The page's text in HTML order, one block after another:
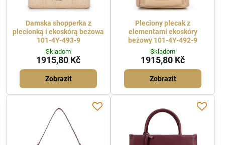
Damska shopperka z
plecionką i ekoskórą beżowa
101-4Y-493-9
Skladom
1915,80 Kč
Zobrazit
Pleciony plecak z
elementami ekoskóry
beżowy 101-4Y-492-9
Skladom
1915,80 Kč
Zobrazit